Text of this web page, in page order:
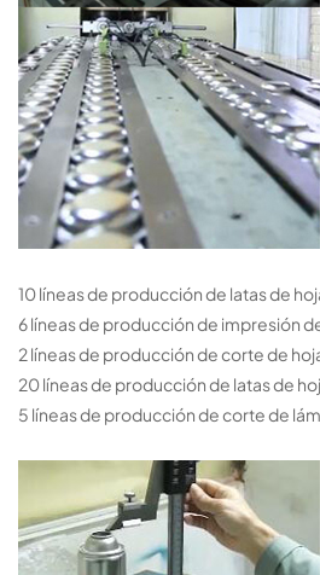
10 líneas de producción de latas de
6 líneas de producción de impresión
2 líneas de producción de corte de
20 líneas de producción de latas de
5 líneas de producción de corte de